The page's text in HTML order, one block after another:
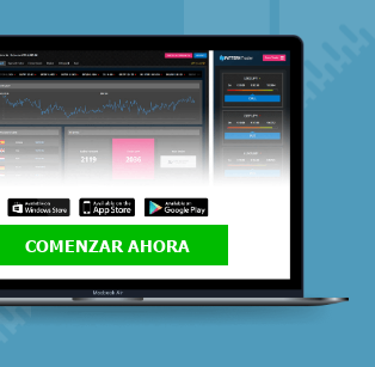
COMENZAR AHORA